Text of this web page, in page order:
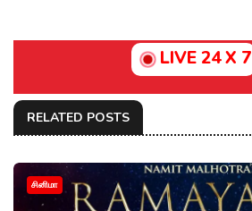
LIVE 24 X 7
RELATED POSTS
சினிமா